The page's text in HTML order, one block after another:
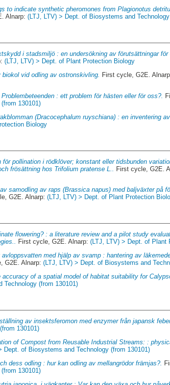
to indicate synthetic pheromones from Plagionotus
Alnarp:(LTJ, LTV) > Dept. of Biosystems and
i stadsmiljö : en undersökning av förutsättningar
(LTJ, LTV) > Dept. of Plant Protection Biology
biokol vid odling av ostronskivling. First cycle, G2E.
Problembeteenden : ett problem för hästen eller för oss?.
130101)
(Dracocephalum ruyschiana) : en inventering
Biology
för pollination i rödklöver; konstant eller tidsbunden
frösättning hos Trifolium pratense L..
First cycle, G2E.
samodling av raps (Brassica napus) med baljväxter på
G2E. Alnarp:(LTJ, LTV) > Dept. of Plant Protection
flowering? : a literature review and a pilot study
First cycle, G2E. Alnarp:(LTJ, LTV) > Dept. of Plant
avloppsvatten med hjälp av svamp : hantering av
G2E. Alnarp:(LTJ, LTV) > Dept. of Biosystems and
of a spatial model of habitat suitability for
Technology (from 130101)
av insektsferomon med enzymer från japansk
130101)
of Compost from Reusable Industrial Streams: :
Dept. of Biosystems and Technology (from 130101)
dess odling : hur kan odling av mellangrödor främjas?.
130101)